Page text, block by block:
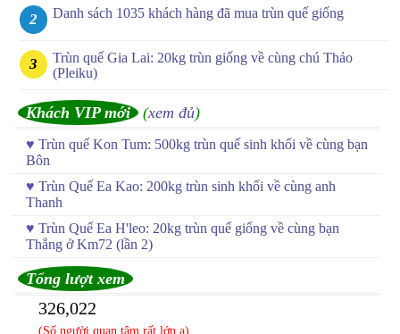
Danh sách 1035 khách hàng đã mua trùn quế giống
Trùn quế Gia Lai: 20kg trùn giống về cùng chú Thảo
(Pleiku)
Khách VIP mới (xem đủ)
♥ Trùn quế Kon Tum: 500kg trùn quế sinh khối về cùng bạn
Bôn
♥ Trùn Quế Ea Kao: 200kg trùn sinh khối về cùng anh
Thanh
♥ Trùn Quế Ea H'leo: 20kg trùn quế giống về cùng bạn
Thắng ở Km72 (lần 2)
Tổng lượt xem
326,022
(Số người quan tâm rất lớn ạ)